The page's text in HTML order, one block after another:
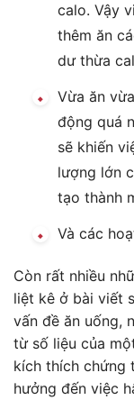
calo. Vậy
thêm ăn
dư thừa
Vừa ăn
động quá
sẽ khiến
lượng lớn
tạo thành
Và các
Còn rất nhiều
liệt kê ở bài viết
vấn đề ăn uống,
từ số liệu của
kích thích chứng
hưởng đến việc